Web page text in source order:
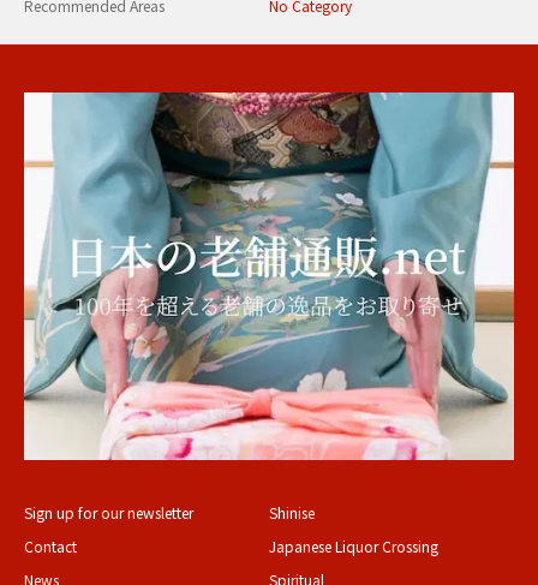
Recommended Areas
No Category
Sign up for our newsletter
Contact
News
Shinise
Japanese Liquor Crossing
Spiritual